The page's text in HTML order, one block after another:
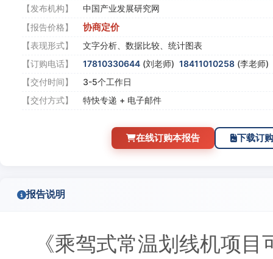
【发布机构】
中国产业发展研究网
【报告价格】
协商定价
【表现形式】
文字分析、数据比较、统计图表
【订购电话】
17810330644 (刘老师) 18411010258 (李老师)
【交付时间】
3-5个工作日
【交付方式】
特快专递 + 电子邮件
在线订购本报告 下载订
报告说明
《乘驾式常温划线机项